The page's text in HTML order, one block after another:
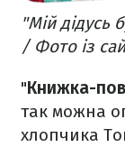
"Мій дідусь
/ Фото із
"Книжка-
так можна
хлопчика